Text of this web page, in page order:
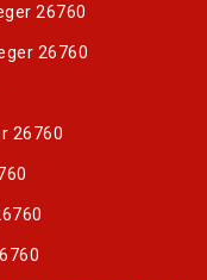
26760
26760
26760